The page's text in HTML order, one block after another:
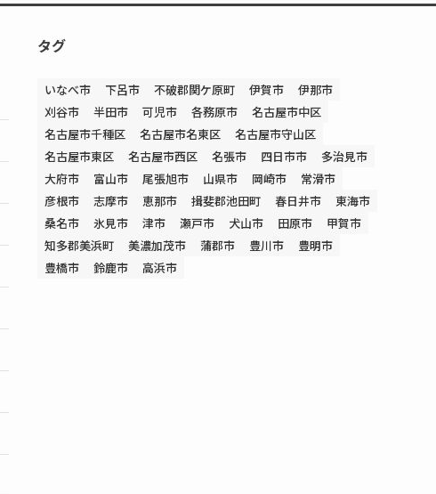
タグ
いなべ市 下呂市 不破郡関ケ原町 伊賀市
伊那市
刈谷市
半田市 可児市 各務原市
名古屋市中区
名古屋市千種区
名古屋市名東区
名古屋市守山区
名古屋市東区
名古屋市西区 名張市 四日市市
多治見市
大府市
富山市 尾張旭市 山県市 岡崎市
常滑市
彦根市
志摩市 恵那市 揖斐郡池田町 春日井市
東海市
桑名市
氷見市 津市 瀬戸市 犬山市 田原市
甲賀市
知多郡美浜町
美濃加茂市 蒲郡市 豊川市
豊明市
豊橋市
鈴鹿市 高浜市